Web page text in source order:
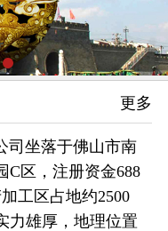
工程案例
雕塑泥模
更多
司坐落于佛山市南
C区，注册资金688
工区占地约2500
力雄厚，地理位置